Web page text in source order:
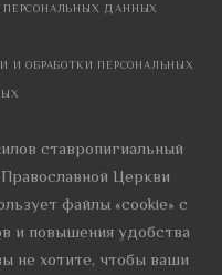
ПЕРСОНАЛЬНЫХ ДАННЫХ
И ОБРАБОТКИ ПЕРСОНАЛЬНЫХ
ставропигиальный
Церкви
файлы «cookie» с
и повышения удобства
не хотите, чтобы ваши